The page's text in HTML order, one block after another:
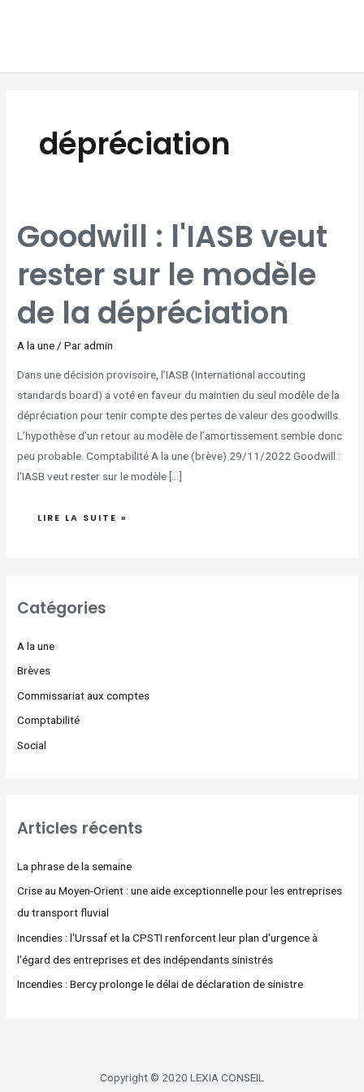
dépréciation
Goodwill : l'IASB veut
rester sur le modèle
de la dépréciation
A la une/ Paradmin
Dans une décision provisoire, l’IASB (international accouting
standards board) a voté en faveur du maintien du seul modèle de la
dépréciation pour tenir compte des pertes de valeur des goodwills.
L’hypothèse d’un retour au modèle de l’amortissement semble donc
peu probable. Comptabilité A la une (brève) 29/11/2022 Goodwill :
l'IASB veut rester sur le modèle […]
:
L'IASB
VEUT
LE
MODÈLE
DE
DÉPRÉCIATION
LIRE LA SUITE »
Catégories
A la une
Brèves
Commissariat aux comptes
Comptabilité
Social
Articles récents
La phrase de la semaine
Crise au Moyen-Orient : une aide exceptionnelle pour les entreprises
du transport fluvial
Incendies : l'Urssaf et la CPSTI renforcent leur plan d'urgence à
l'égard des entreprises et des indépendants sinistrés
Incendies : Bercy prolonge le délai de déclaration de sinistre
Copyright © 2020 LEXIA CONSEIL